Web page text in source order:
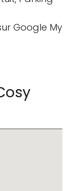
Google My